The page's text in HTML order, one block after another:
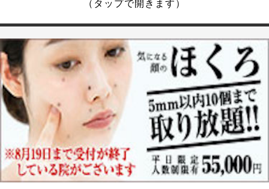
（タップで開きます）